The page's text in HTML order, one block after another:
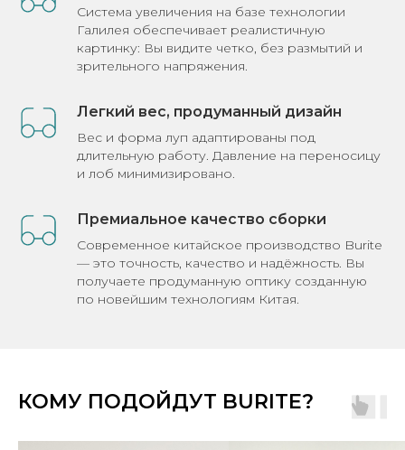
Система увеличения на базе технологии
Галилея обеспечивает реалистичную
картинку: Вы видите четко, без размытий и
зрительного напряжения.
Легкий вес, продуманный дизайн
Вес и форма луп адаптированы под
длительную работу. Давление на переносицу
и лоб минимизировано.
Премиальное качество сборки
Современное китайское производство Burite
— это точность, качество и надёжность. Вы
получаете продуманную оптику созданную
по новейшим технологиям Китая.
КОМУ ПОДОЙДУТ BURITE?